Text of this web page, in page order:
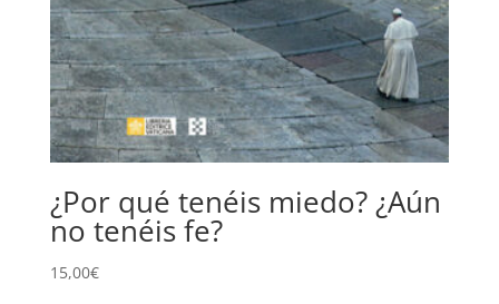
¿Por qué tenéis miedo? ¿Aún
no tenéis fe?
15,00€